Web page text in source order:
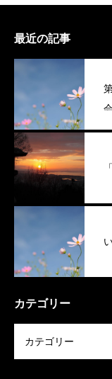
最近の記事
カテゴリー